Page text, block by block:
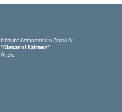
Istituto Comprensivo Anzio IV
"Giovanni Falcone"
Anzio